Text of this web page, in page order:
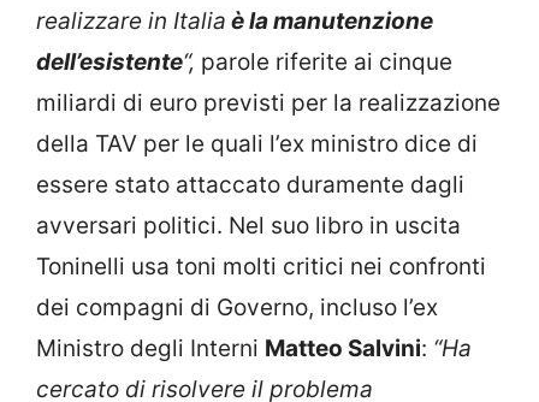
realizzare in Italia è la manutenzione
dell’esistente“, parole riferite ai cinque
miliardi di euro previsti per la realizzazione
della TAV per le quali l’ex ministro dice di
essere stato attaccato duramente dagli
avversari politici. Nel suo libro in uscita
Toninelli usa toni molti critici nei confronti
dei compagni di Governo, incluso l’ex
Ministro degli Interni Matteo Salvini: “Ha
cercato di risolvere il problema